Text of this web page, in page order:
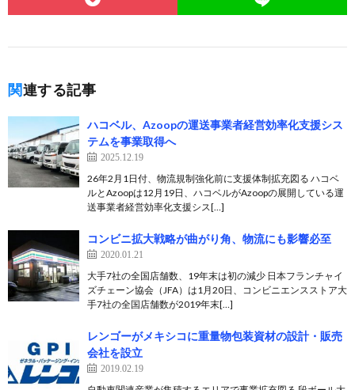
関連する記事
ハコベル、Azoopの運送事業者経営効率化支援シス
テムを事業取得へ
2025.12.19
26年2月1日付、物流規制強化前に支援体制拡充図る ハコベ
ルとAzoopは12月19日、ハコベルがAzoopの展開している運
送事業者経営効率化支援シス[…]
コンビニ拡大戦略が曲がり角、物流にも影響必至
2020.01.21
大手7社の全国店舗数、19年末は初の減少 日本フランチャイ
ズチェーン協会（JFA）は1月20日、コンビニエンスストア大
手7社の全国店舗数が2019年末[…]
レンゴーがメキシコに重量物包装資材の設計・販売
会社を設立
2019.02.19